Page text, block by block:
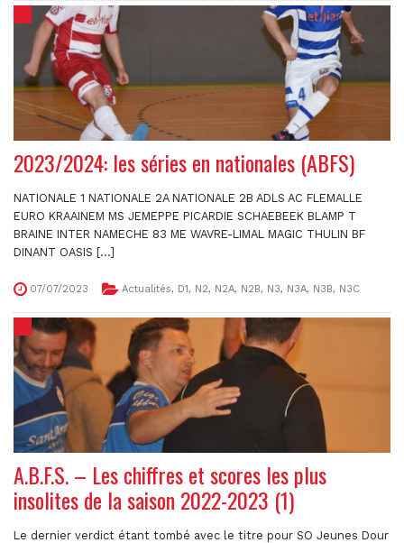
2023/2024: les séries en nationales (ABFS)
NATIONALE 1 NATIONALE 2A NATIONALE 2B ADLS AC FLEMALLE
EURO KRAAINEM MS JEMEPPE PICARDIE SCHAEBEEK BLAMP T
BRAINE INTER NAMECHE 83 ME WAVRE-LIMAL MAGIC THULIN BF
DINANT OASIS [...]
07/07/2023 Actualités, D1, N2, N2A, N2B, N3, N3A, N3B, N3C
A.B.F.S. – Les chiffres et scores les plus
insolites de la saison 2022-2023 (1)
Le dernier verdict étant tombé avec le titre pour SO Jeunes Dour